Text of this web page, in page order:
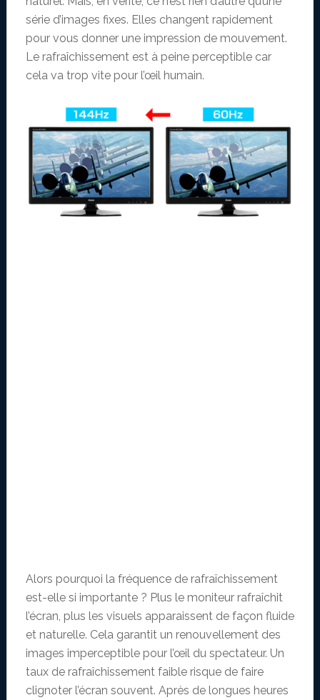
série d’images fixes. Elles changent rapidement
pour vous donner une impression de mouvement.
Le rafraîchissement est à peine perceptible car
cela va trop vite pour l’œil humain.
Alors pourquoi la fréquence de rafraîchissement
est-elle si importante ? Plus le moniteur rafraîchit
l’écran, plus les visuels apparaissent de façon fluide
et naturelle. Cela garantit un renouvellement des
images imperceptible pour l’œil du spectateur. Un
taux de rafraîchissement faible risque de faire
clignoter l’écran souvent. Après de longues heures